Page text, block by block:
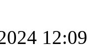
12:09